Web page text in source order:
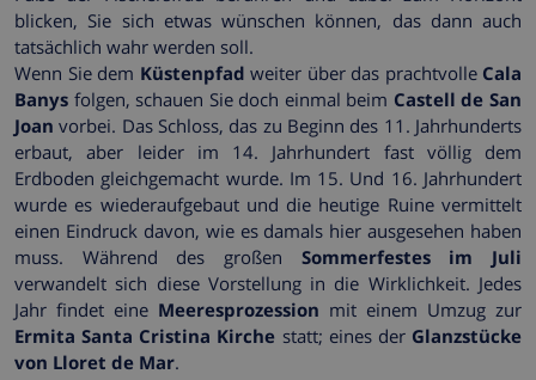
blicken, Sie sich etwas wünschen können, das dann auch
tatsächlich wahr werden soll.
Wenn Sie dem Küstenpfad weiter über das prachtvolle Cala
Banys folgen, schauen Sie doch einmal beim Castell de San
Joan vorbei. Das Schloss, das zu Beginn des 11. Jahrhunderts
erbaut, aber leider im 14. Jahrhundert fast völlig dem
Erdboden gleichgemacht wurde. Im 15. Und 16. Jahrhundert
wurde es wiederaufgebaut und die heutige Ruine vermittelt
einen Eindruck davon, wie es damals hier ausgesehen haben
muss. Während des großen Sommerfestes im Juli
verwandelt sich diese Vorstellung in die Wirklichkeit. Jedes
Jahr findet eine Meeresprozession mit einem Umzug zur
Ermita Santa Cristina Kirche statt; eines der Glanzstücke
von Lloret de Mar.